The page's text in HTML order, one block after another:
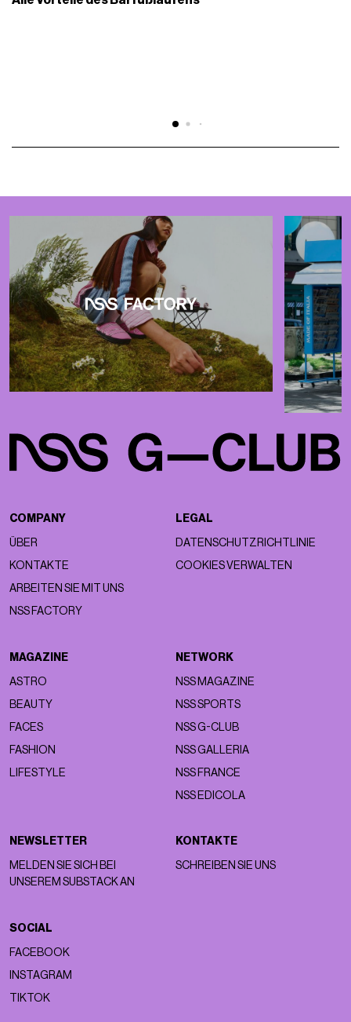
COMPANY
ÜBER
KONTAKTE
ARBEITEN SIE MIT UNS
NSS FACTORY
LEGAL
DATENSCHUTZRICHTLINIE
COOKIES VERWALTEN
MAGAZINE
ASTRO
BEAUTY
FACES
FASHION
LIFESTYLE
NETWORK
NSS MAGAZINE
NSS SPORTS
NSS G-CLUB
NSS GALLERIA
NSS FRANCE
NSS EDICOLA
NEWSLETTER
MELDEN SIE SICH BEI
UNSEREM SUBSTACK AN
KONTAKTE
SCHREIBEN SIE UNS
SOCIAL
FACEBOOK
INSTAGRAM
TIKTOK